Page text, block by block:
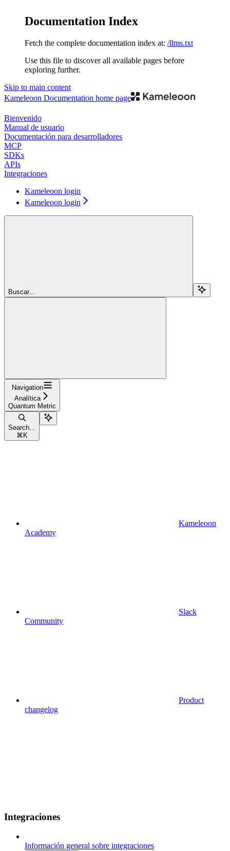
Documentation Index
Fetch the complete documentation index at: /llms.txt
Use this file to discover all available pages before
exploring further.
Skip to main content
Kameleoon Documentation home page
Bienvenido
Manual de usuario
Documentación para desarrolladores
MCP
SDKs
APIs
Integraciones
Kameleoon login
Kameleoon login
Buscar...
Navigation
Analítica
Quantum Metric
Search...
⌘ K
Kameleoon
Academy
Slack
Community
Product
changelog
Integraciones
Información general sobre integraciones